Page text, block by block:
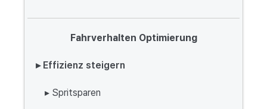
Fahrverhalten Optimierung
▸ Effizienz steigern
▸ Spritsparen